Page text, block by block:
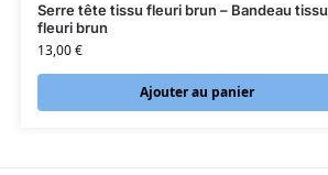
Serre tête tissu fleuri brun – Bandeau tissu
fleuri brun
13,00€
Ajouter au panier